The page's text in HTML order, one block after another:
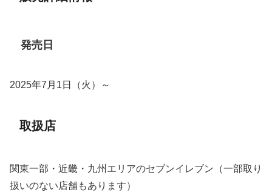
発売日
2025年7月1日（火）～
取扱店
関東一部・近畿・九州エリアのセブンイレブン（一部取り
扱いのない店舗もあります）